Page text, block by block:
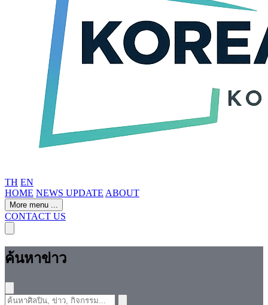
TH EN
HOME NEWS UPDATE ABOUT
More menu ...
CONTACT US
ค้นหาข่าว